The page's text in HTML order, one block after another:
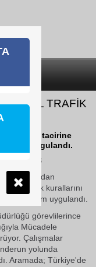
BİN TL TRAFİK
insan tacirine
işlem uygulandı.
09:13
tarafından
trafik kurallarını
cezai işlem uygulandı.
görevlilerince
Mücadele
Çalışmalar
yolunda
Aramada; Türkiye'de